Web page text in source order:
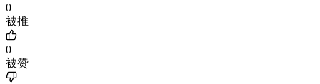
0
被推
0
被赞